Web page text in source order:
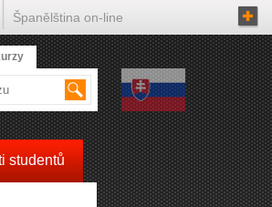
studentů
Španělština on-line